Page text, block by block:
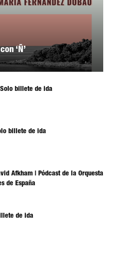
‘Ñ’
Solo billete de ida
billete de ida
Afkham | Pódcast de la Orquesta
de España
de ida